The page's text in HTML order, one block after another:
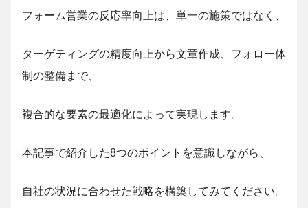
フォーム営業の反応率向上は、単一の施策ではなく、
ターゲティングの精度向上から文章作成、フォロー体
制の整備まで、
複合的な要素の最適化によって実現します。
本記事で紹介した8つのポイントを意識しながら、
自社の状況に合わせた戦略を構築してみてください。